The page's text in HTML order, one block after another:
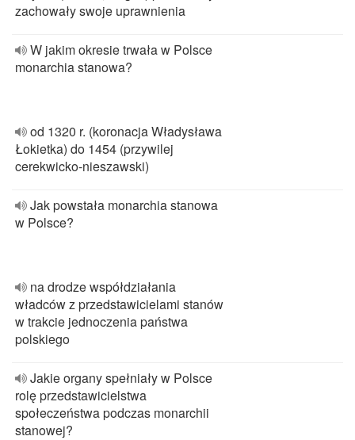
zachowały swoje uprawnienia
W jakim okresie trwała w Polsce
monarchia stanowa?
od 1320 r. (koronacja Władysława
Łokietka) do 1454 (przywilej
cerekwicko-nieszawski)
Jak powstała monarchia stanowa
w Polsce?
na drodze współdziałania
władców z przedstawicielami stanów
w trakcie jednoczenia państwa
polskiego
Jakie organy spełniały w Polsce
rolę przedstawicielstwa
społeczeństwa podczas monarchii
stanowej?